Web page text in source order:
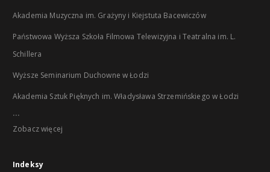
Akademia Muzyczna im. Grażyny i Kiejstuta Bacewiczów
Państwowa Wyższa Szkoła Filmowa Telewizyjna i Teatralna im. L.
Schillera
Wyższe Seminarium Duchowne w Łodzi
Akademia Sztuk Pięknych im. Władysława Strzemińskiego w Łodzi
...
Zobacz więcej
Indeksy